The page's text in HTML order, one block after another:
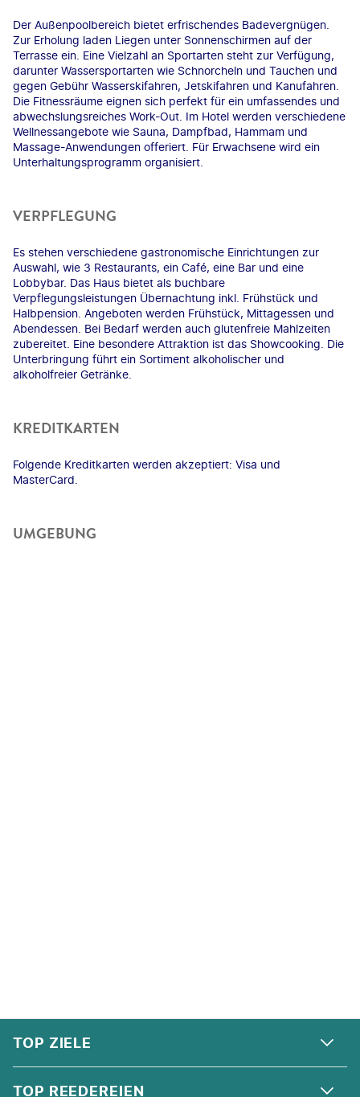
Der Außenpoolbereich bietet erfrischendes Badevergnügen.
Zur Erholung laden Liegen unter Sonnenschirmen auf der
Terrasse ein. Eine Vielzahl an Sportarten steht zur Verfügung,
darunter Wassersportarten wie Schnorcheln und Tauchen und
gegen Gebühr Wasserskifahren, Jetskifahren und Kanufahren.
Die Fitnessräume eignen sich perfekt für ein umfassendes und
abwechslungsreiches Work-Out. Im Hotel werden verschiedene
Wellnessangebote wie Sauna, Dampfbad, Hammam und
Massage-Anwendungen offeriert. Für Erwachsene wird ein
Unterhaltungsprogramm organisiert.
VERPFLEGUNG
Es stehen verschiedene gastronomische Einrichtungen zur
Auswahl, wie 3 Restaurants, ein Café, eine Bar und eine
Lobbybar. Das Haus bietet als buchbare
Verpflegungsleistungen Übernachtung inkl. Frühstück und
Halbpension. Angeboten werden Frühstück, Mittagessen und
Abendessen. Bei Bedarf werden auch glutenfreie Mahlzeiten
zubereitet. Eine besondere Attraktion ist das Showcooking. Die
Unterbringung führt ein Sortiment alkoholischer und
alkoholfreier Getränke.
KREDITKARTEN
Folgende Kreditkarten werden akzeptiert: Visa und
MasterCard.
UMGEBUNG
TOP ZIELE
ALPEN
TOP REEDEREIEN